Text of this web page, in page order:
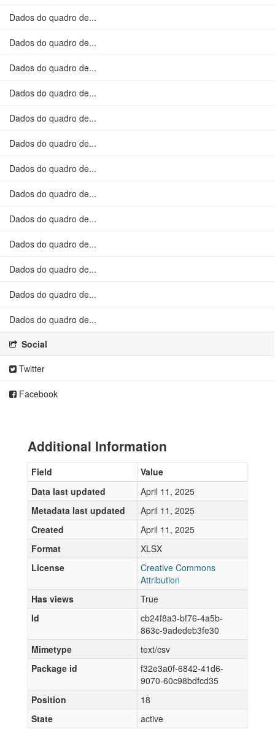
Dados do quadro de...
Dados do quadro de...
Dados do quadro de...
Dados do quadro de...
Dados do quadro de...
Dados do quadro de...
Dados do quadro de...
Dados do quadro de...
Dados do quadro de...
Dados do quadro de...
Dados do quadro de...
Dados do quadro de...
Dados do quadro de...
Social
Twitter
Facebook
Additional Information
Field
Value
Data last updated
April 11, 2025
Metadata last updated
April 11, 2025
Created
April 11, 2025
Format
XLSX
License
Creative Commons
Attribution
Has views
True
Id
cb24f8a3-bf76-4a5b-
863c-9adedeb3fe30
Mimetype
text/csv
Package id
f32e3a0f-6842-41d6-
9070-60c98bdfcd35
Position
18
State
active